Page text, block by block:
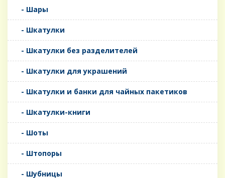
- Шары
- Шкатулки
- Шкатулки без разделителей
- Шкатулки для украшений
- Шкатулки и банки для чайных пакетиков
- Шкатулки-книги
- Шоты
- Штопоры
- Шубницы